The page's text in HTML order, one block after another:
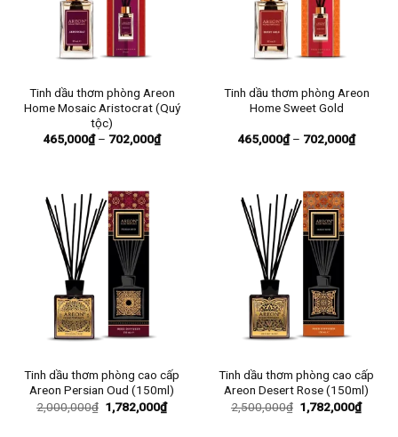
Tinh dầu thơm phòng Areon
Home Mosaic Aristocrat (Quý
tộc)
465,000₫ – 702,000₫Khoảng
giá:
Tinh dầu thơm phòng Areon
Home Sweet Gold
465,000₫ – 702,000₫Khoảng
giá:
Tinh dầu thơm phòng cao cấp
Areon Persian Oud (150ml)
2,000,000₫ Giá
gốc
1,782,000₫Giá
hiện
Tinh dầu thơm phòng cao cấp
Areon Desert Rose (150ml)
2,500,000₫ Giá
gốc
1,782,000₫Giá
hiện